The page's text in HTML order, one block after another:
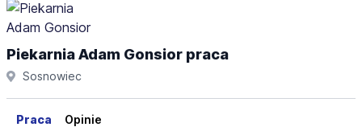
Piekarnia Adam Gonsior praca
Sosnowiec
Praca Opinie